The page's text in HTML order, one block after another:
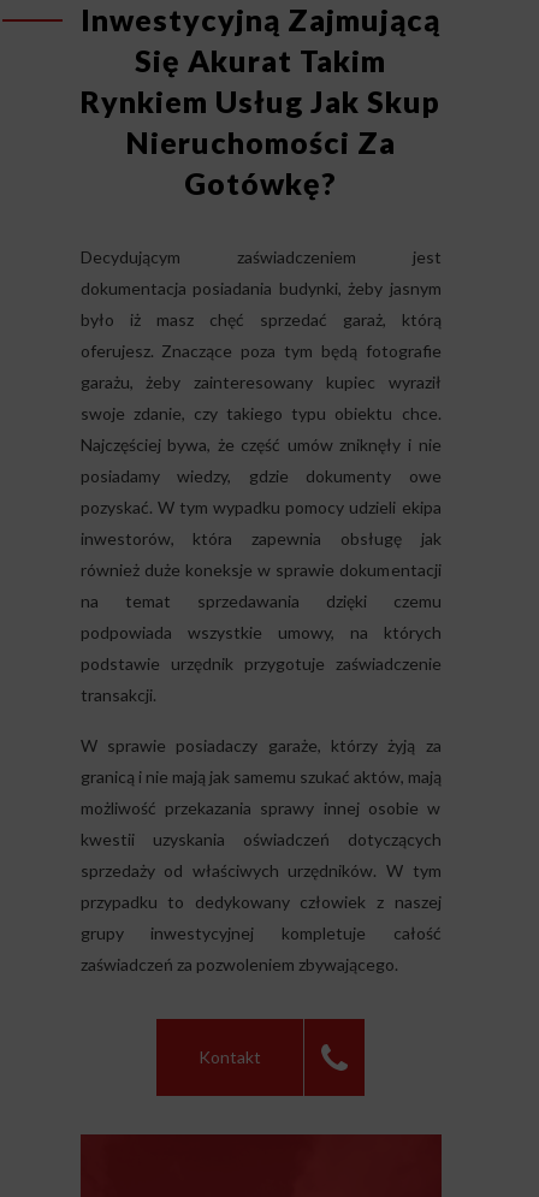
Inwestycyjną Zajmującą
Się Akurat Takim
Rynkiem Usług Jak Skup
Nieruchomości Za
Gotówkę?
Decydującym zaświadczeniem jest
dokumentacja posiadania budynki, żeby jasnym
było iż masz chęć sprzedać garaż, którą
oferujesz. Znaczące poza tym będą fotografie
garażu, żeby zainteresowany kupiec wyraził
swoje zdanie, czy takiego typu obiektu chce.
Najczęściej bywa, że część umów zniknęły i nie
posiadamy wiedzy, gdzie dokumenty owe
pozyskać. W tym wypadku pomocy udzieli ekipa
inwestorów, która zapewnia obsługę jak
również duże koneksje w sprawie dokumentacji
na temat sprzedawania dzięki czemu
podpowiada wszystkie umowy, na których
podstawie urzędnik przygotuje zaświadczenie
transakcji.
W sprawie posiadaczy garaże, którzy żyją za
granicą i nie mają jak samemu szukać aktów, mają
możliwość przekazania sprawy innej osobie w
kwestii uzyskania oświadczeń dotyczących
sprzedaży od właściwych urzędników. W tym
przypadku to dedykowany człowiek z naszej
grupy inwestycyjnej kompletuje całość
zaświadczeń za pozwoleniem zbywającego.
Kontakt